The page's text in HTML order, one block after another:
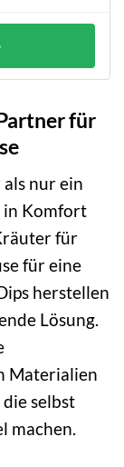
für
nur ein
in Komfort
für
für eine
herstellen
Lösung.
Materialien
selbst
machen.